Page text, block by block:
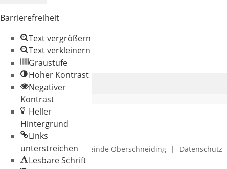
© 2026 Gemeinde Oberschneiding | Datenschutz
Barrierefreiheit
Text vergrößern
Text verkleinern
Graustufe
Hoher Kontrast
Negativer
Kontrast
Heller
Hintergrund
Links
unterstreichen
Lesbare Schrift